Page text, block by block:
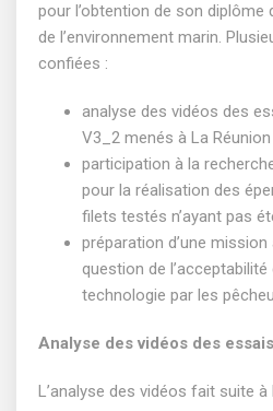
pour l’obtention de son diplôme
de l’environnement marin.
confiées :
analyse des vidéos des
V3_2 menés à La
participation à la
pour la réalisation des
filets testés n’ayant pas
préparation d’une
question de l’acceptabilité
technologie par les
Analyse des vidéos des
L’analyse des vidéos fait suite